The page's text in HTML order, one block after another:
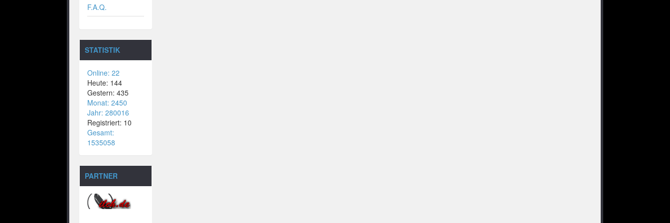
F.A.Q.
STATISTIK
Online: 22
Heute: 144
Gestern: 435
Monat: 2450
Jahr: 280016
Registriert: 10
Gesamt:
1535058
PARTNER